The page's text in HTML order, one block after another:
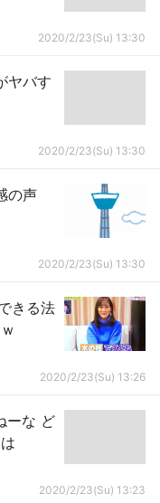
2020/2/23(Su) 13:30
ヤバす
2020/2/23(Su) 13:30
の声
2020/2/23(Su) 13:30
きる法
2020/2/23(Su) 13:26
ーな ど
2020/2/23(Su) 13:23